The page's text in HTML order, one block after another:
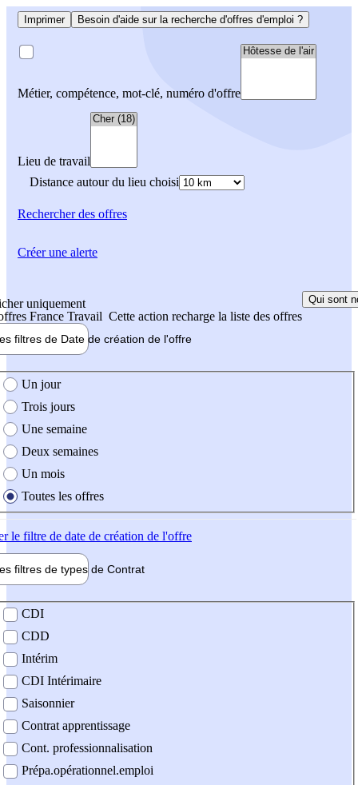
Imprimer Besoin d'aide sur la recherche d'offres d'emploi ?
Métier, compétence, mot-clé, numéro d'offre
Lieu de travail
Distance autour du lieu choisi
Rechercherdes offres
uniquement
France Travail Cette action recharge la liste des offres
Qui sont
filtres de Date de création de l'offre
création de l'offre
Un jour
Trois jours
Une semaine
Deux semaines
Un mois
Toutes les offres
le filtre de date de création de l'offre
filtres de types de Contrat
contrat
CDI
CDD
Intérim
CDI Intérimaire
Saisonnier
Contrat apprentissage
Cont. professionnalisation
Prépa.opérationnel.emploi
Créer une alerte